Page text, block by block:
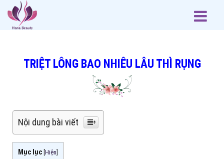
TRIỆT LÔNG BAO NHIÊU LÂU THÌ RỤNG
Nội dung bài viết
Mục lục [Hiện]